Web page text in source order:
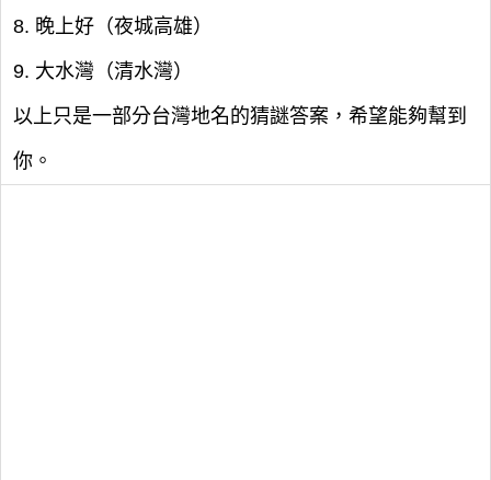
8. 晚上好（夜城高雄）
9. 大水灣（清水灣）
以上只是一部分台灣地名的猜謎答案，希望能夠幫到
你。